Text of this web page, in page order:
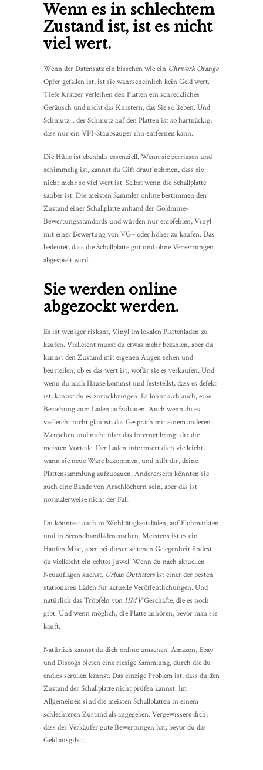
Wenn es in schlechtem
Zustand ist, ist es nicht
viel wert.
Wenn der Datensatz ein bisschen wie ein Uhrwerk Orange
Opfer gefallen ist, ist sie wahrscheinlich kein Geld wert.
Tiefe Kratzer verleihen den Platten ein schreckliches
Geräusch und nicht das Knistern, das Sie so lieben. Und
Schmutz... der Schmutz auf den Platten ist so hartnäckig,
dass nur ein VPI-Staubsauger ihn entfernen kann.
Die Hülle ist ebenfalls essenziell. Wenn sie zerrissen und
schimmelig ist, kannst du Gift drauf nehmen, dass sie
nicht mehr so viel wert ist. Selbst wenn die Schallplatte
sauber ist. Die meisten Sammler online bestimmen den
Zustand einer Schallplatte anhand der Goldmine-
Bewertungsstandards und würden nur empfehlen, Vinyl
mit einer Bewertung von VG+ oder höher zu kaufen. Das
bedeutet, dass die Schallplatte gut und ohne Verzerrungen
abgespielt wird.
Sie werden online
abgezockt werden.
Es ist weniger riskant, Vinyl im lokalen Plattenladen zu
kaufen. Vielleicht musst du etwas mehr bezahlen, aber du
kannst den Zustand mit eigenen Augen sehen und
beurteilen, ob es das wert ist, wofür sie es verkaufen. Und
wenn du nach Hause kommst und feststellst, dass es defekt
ist, kannst du es zurückbringen. Es lohnt sich auch, eine
Beziehung zum Laden aufzubauen. Auch wenn du es
vielleicht nicht glaubst, das Gespräch mit einem anderen
Menschen und nicht über das Internet bringt dir die
meisten Vorteile. Der Laden informiert dich vielleicht,
wann sie neue Ware bekommen, und hilft dir, deine
Plattensammlung aufzubauen. Andererseits könnten sie
auch eine Bande von Arschlöchern sein, aber das ist
normalerweise nicht der Fall.
Du könntest auch in Wohltätigkeitsläden, auf Flohmärkten
und in Secondhandläden suchen. Meistens ist es ein
Haufen Mist, aber bei dieser seltenen Gelegenheit findest
du vielleicht ein echtes Juwel. Wenn du nach aktuellen
Neuauflagen suchst, Urban Outfittersist einer der besten
stationären Läden für aktuelle Veröffentlichungen. Und
natürlich das Tröpfeln vonHMVGeschäfte, die es noch
gibt. Und wenn möglich, die Platte anhören, bevor man sie
kauft.
Natürlich kannst du dich online umsehen. Amazon, Ebay
und Discogs bieten eine riesige Sammlung, durch die du
endlos scrollen kannst. Das einzige Problem ist, dass du den
Zustand der Schallplatte nicht prüfen kannst. Im
Allgemeinen sind die meisten Schallplatten in einem
schlechteren Zustand als angegeben. Vergewissere dich,
dass der Verkäufer gute Bewertungen hat, bevor du das
Geld ausgibst.